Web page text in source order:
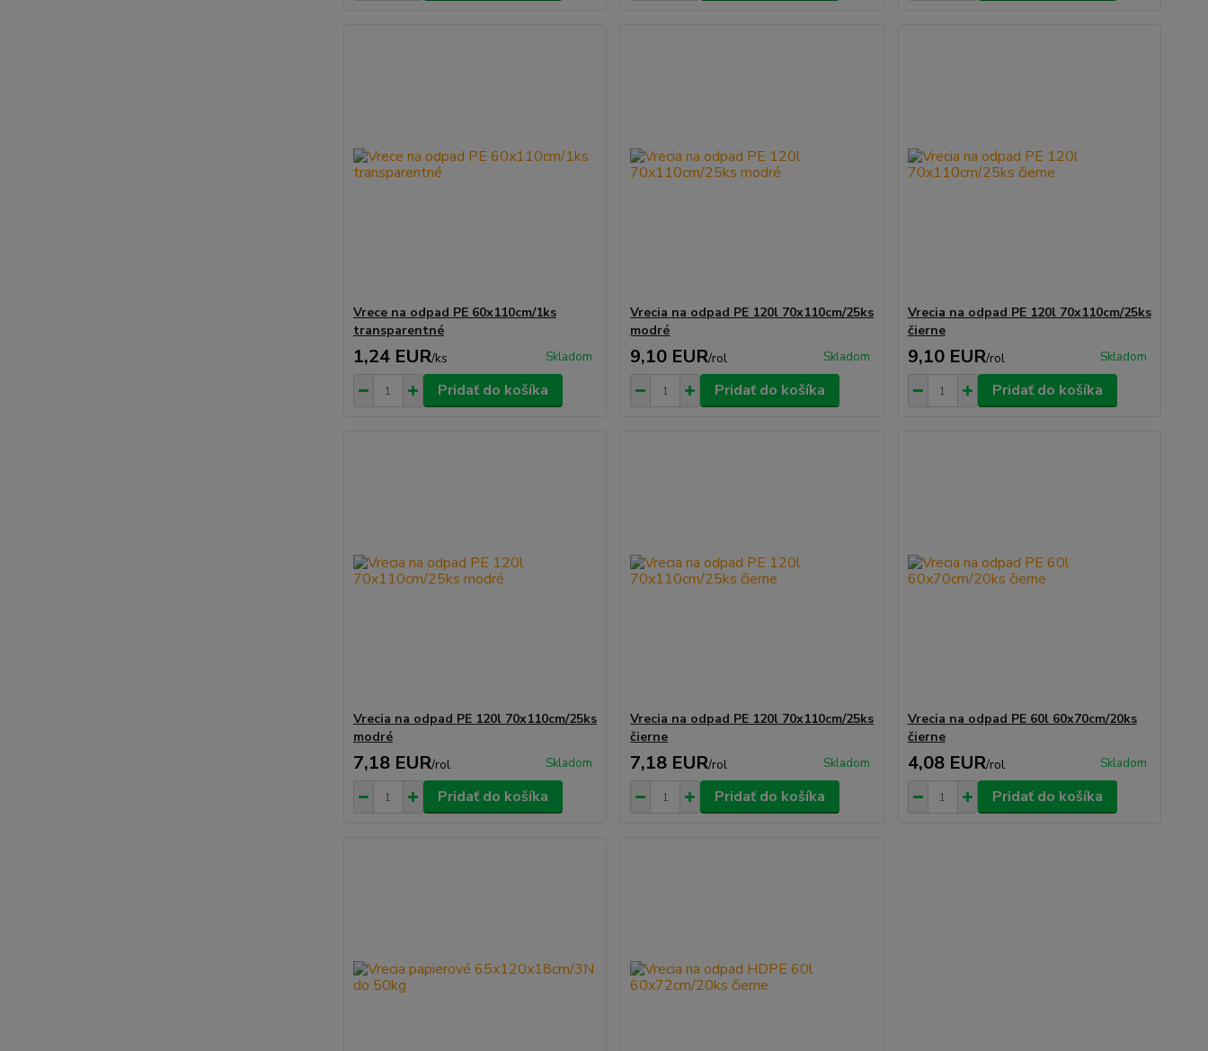
Vrece na odpad PE 60x110cm/1ks
transparentné
1,24 EUR/ks Skladom
Pridať do košíka
Vrecia na odpad PE 120l 70x110cm/25ks
modré
9,10 EUR/rol Skladom
Pridať do košíka
Vrecia na odpad PE 120l 70x110cm/25ks
čierne
9,10 EUR/rol Skladom
Pridať do košíka
Vrecia na odpad PE 120l 70x110cm/25ks
modré
7,18 EUR/rol Skladom
Pridať do košíka
Vrecia na odpad PE 120l 70x110cm/25ks
čierne
7,18 EUR/rol Skladom
Pridať do košíka
Vrecia na odpad PE 60l 60x70cm/20ks
čierne
4,08 EUR/rol Skladom
Pridať do košíka